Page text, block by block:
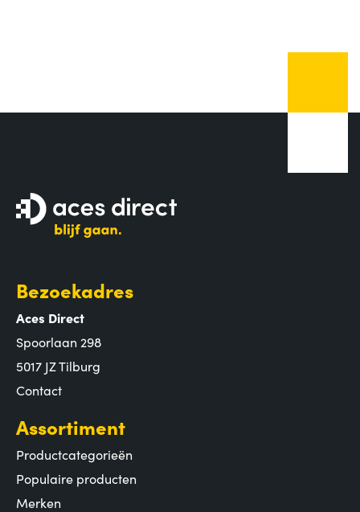
Bezoekadres
Aces Direct
Spoorlaan 298
5017 JZ Tilburg
Contact
Assortiment
Productcategorieën
Populaire producten
Merken